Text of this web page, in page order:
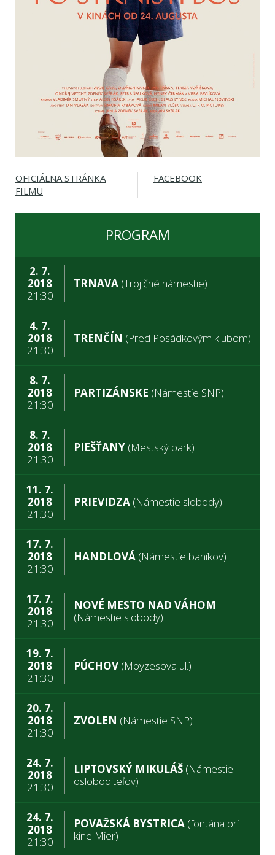
OFICIÁLNA STRÁNKA
FILMU
FACEBOOK
PROGRAM
2. 7.
2018
21:30
TRNAVA (Trojičné námestie)
4. 7.
2018
21:30
TRENČÍN (Pred Posádkovým klubom)
8. 7.
2018
21:30
PARTIZÁNSKE (Námestie SNP)
8. 7.
2018
21:30
PIEŠŤANY (Mestský park)
11. 7.
2018
21:30
PRIEVIDZA (Námestie slobody)
17. 7.
2018
21:30
HANDLOVÁ (Námestie baníkov)
17. 7.
2018
21:30
NOVÉ MESTO NAD VÁHOM
(Námestie slobody)
19. 7.
2018
21:30
PÚCHOV (Moyzesova ul.)
20. 7.
2018
21:30
ZVOLEN (Námestie SNP)
24. 7.
2018
21:30
LIPTOVSKÝ MIKULÁŠ (Námestie
osloboditeľov)
24. 7.
2018
21:30
POVAŽSKÁ BYSTRICA (fontána pri
kine Mier)